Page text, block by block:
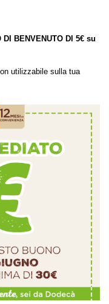
DI BENVENUTO DI 5€ su
utilizzabile sulla tua